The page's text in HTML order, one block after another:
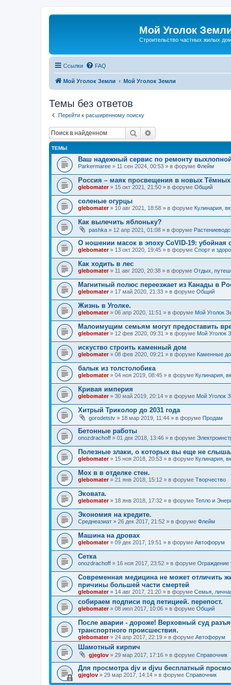
Мой Уголок
Cтроительство частных жилых
Ссылки FAQ
Мой Уголок Земли Мой Уголок Земли
Темы без ответов
Перейти к расширенному поиску
Поиск
ТЕМЫ
Ваш надежный сервис по ремонту
Parkermaree » 11 сен 2024, 00:53 » в форуме Флейм
Россия – маяк просвещения в новых Тёмных
glebomater» 15 окт 2021, 21:50 » в форуме Общий
соленые огурцы
glebomater» 10 авг 2021, 18:58 » в форуме Кулинария,
Как вылечить яблоньку?
pashka » 12 апр 2021, 01:08 » в форуме
О ношении масок в эпоху CoVID-19: убойная
glebomater» 13 окт 2020, 19:45 » в форуме Спорт и
Как ходить в лес
glebomater» 11 авг 2020, 20:38 » в форуме Отдых,
Магнитный полюс переезжает из Канады в
glebomater» 17 май 2020, 21:33 » в форуме Общий
Жизнь в Уголке.
glebomater» 06 апр 2020, 11:51 » в форуме Мой Уголок
Малоимущим семьям могут предоставить
glebomater» 12 фев 2020, 09:31 » в форуме Мой Уголок
искуство строить каменный дом
glebomater» 08 фев 2020, 09:21 » в форуме Каменные
балык из толстолобика
glebomater» 04 ноя 2019, 08:45 » в форуме Кулинария,
Кривая империя
glebomater» 30 май 2019, 20:14 » в форуме Мой Уголок
Хитрый Триколор до 2031 года
gorodetstv » 18 мар 2019, 11:44 » в форуме Продам
Бетонные работы
onozdrachoff » 01 дек 2018, 13:46 » в форуме
Полезные злаки, о которых вы еще не
glebomater» 15 ноя 2018, 20:53 » в форуме Кулинария,
Мох в в отделке стен.
glebomater» 21 янв 2018, 15:12 » в форуме Творчество
Эковата.
glebomater» 18 янв 2018, 17:32 » в форуме Тепло и
Экономия на кредите.
Среднеазиат » 26 дек 2017, 21:52 » в форуме Флейм
Машина на дровах
glebomater» 09 дек 2017, 19:51 » в форуме Автофорум
Сетка
onozdrachoff » 16 ноя 2017, 23:52 » в форуме Ограждение
Современная медицина не может отличить
причины большей части смертей
glebomater» 14 авг 2017, 21:20 » в форуме Семья,
собираем подписи под петицией. перепост.
glebomater» 08 июл 2017, 10:06 » в форуме Общий
После аварии - дороже! Верховный суд
транспортного происшествия.
glebomater» 24 апр 2017, 22:19 » в форуме Автофорум
Шамотный кирпич
gjeglov » 29 мар 2017, 17:16 » в форуме Справочник
Для просмотра djv и djvu бесплатный
gjeglov » 29 мар 2017, 14:14 » в форуме Справочник